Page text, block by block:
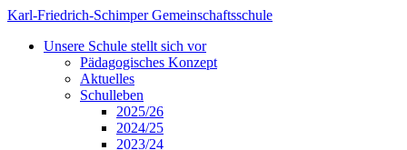
Karl-Friedrich-Schimper Gemeinschaftsschule
Unsere Schule stellt sich vor
Pädagogisches Konzept
Aktuelles
Schulleben
2025/26
2024/25
2023/24